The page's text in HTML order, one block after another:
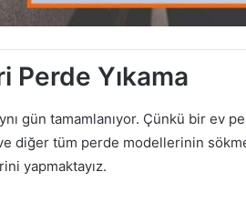
Perde Yıkama
gün tamamlanıyor. Çünkü bir ev
diğer tüm perde modellerinin
yapmaktayız.